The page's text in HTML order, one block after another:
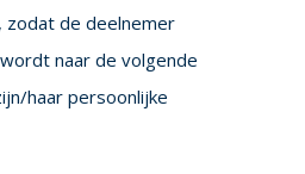
de deelnemer
naar de volgende
haar persoonlijke